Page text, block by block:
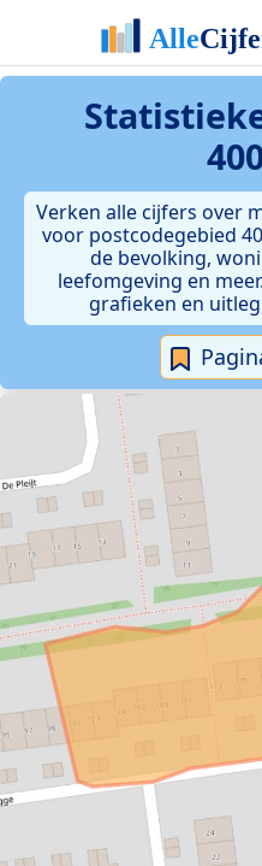
Verken alle cijfers over
voor postcodegebied
de bevolking,
leefomgeving en
grafieken en